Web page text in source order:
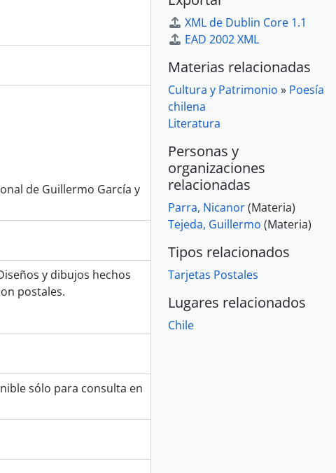
de Guillermo García y
y dibujos hechos
postales.
sólo para consulta en
XML de Dublin Core 1.1
EAD 2002 XML
Materias relacionadas
Cultura y Patrimonio » Poesía
chilena
Literatura
Personas y
organizaciones
relacionadas
Parra, Nicanor(Materia)
Tejeda, Guillermo (Materia)
Tipos relacionados
Tarjetas Postales
Lugares relacionados
Chile